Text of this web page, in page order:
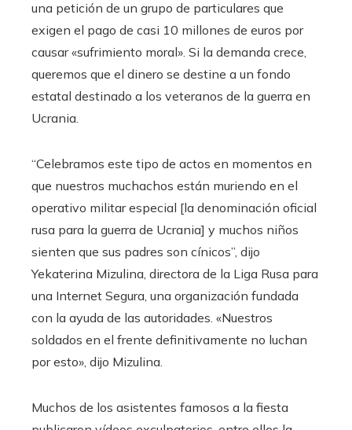
una petición de un grupo de particulares que
exigen el pago de casi 10 millones de euros por
causar «sufrimiento moral». Si la demanda crece,
queremos que el dinero se destine a un fondo
estatal destinado a los veteranos de la guerra en
Ucrania.
“Celebramos este tipo de actos en momentos en
que nuestros muchachos están muriendo en el
operativo militar especial [la denominación oficial
rusa para la guerra de Ucrania] y muchos niños
sienten que sus padres son cínicos”, dijo
Yekaterina Mizulina, directora de la Liga Rusa para
una Internet Segura, una organización fundada
con la ayuda de las autoridades. «Nuestros
soldados en el frente definitivamente no luchan
por esto», dijo Mizulina.
Muchos de los asistentes famosos a la fiesta